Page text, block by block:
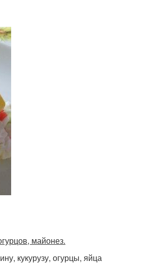
майонез.
кукурузу, огурцы, яйца